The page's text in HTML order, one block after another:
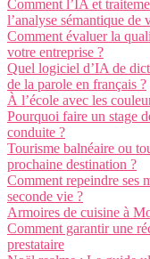
Comment l’IA et
l’analyse sémantique de
Comment évaluer la
votre entreprise ?
Quel logiciel d’IA de
de la parole en français ?
À l’école avec les
Pourquoi faire un stage
conduite ?
Tourisme balnéaire ou
prochaine destination ?
Comment repeindre ses
seconde vie ?
Armoires de cuisine à
Comment garantir une
prestataire